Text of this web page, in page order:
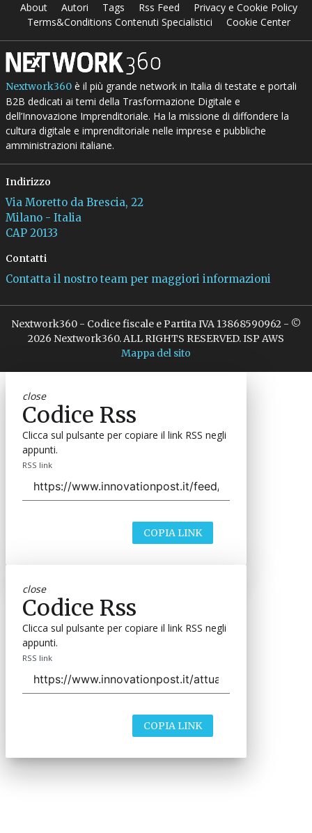
About Autori Tags Rss Feed
Privacy e Cookie Policy
Terms&Conditions Contenuti Specialistici
Cookie Center
Nextwork360è il più grande network in Italia di testate e portali
B2B dedicati ai temi della Trasformazione Digitale e
dell’Innovazione Imprenditoriale. Ha la missione di diffondere la
cultura digitale e imprenditoriale nelle imprese e pubbliche
amministrazioni italiane.
Indirizzo
Via Moretto da Brescia, 22
Milano - Italia
CAP 20133
Contatti
Contatta il nostro team per maggiori informazioni
Nextwork360 - Codice fiscale e Partita IVA 13868590962 - ©
2026 Nextwork360. ALL RIGHTS RESERVED. ISP AWS
Mappa del sito
close
Codice Rss
Clicca sul pulsante per copiare il link RSS negli
appunti.
RSS link
COPIA LINK
close
Codice Rss
Clicca sul pulsante per copiare il link RSS negli
appunti.
RSS link
COPIA LINK